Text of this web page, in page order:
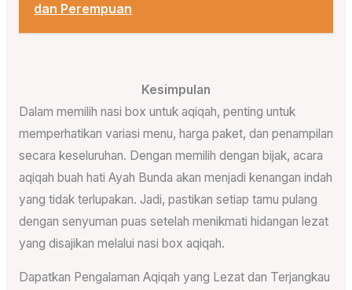
dan Perempuan
Kesimpulan
Dalam memilih nasi box untuk aqiqah, penting untuk
memperhatikan variasi menu, harga paket, dan penampilan
secara keseluruhan. Dengan memilih dengan bijak, acara
aqiqah buah hati Ayah Bunda akan menjadi kenangan indah
yang tidak terlupakan. Jadi, pastikan setiap tamu pulang
dengan senyuman puas setelah menikmati hidangan lezat
yang disajikan melalui nasi box aqiqah.
Dapatkan Pengalaman Aqiqah yang Lezat dan Terjangkau